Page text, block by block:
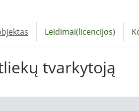
Leidimai(licencijos)
tvarkytoją